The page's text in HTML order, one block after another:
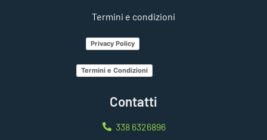
Termini e condizioni
Privacy Policy
Termini e Condizioni
Contatti
338 6326896